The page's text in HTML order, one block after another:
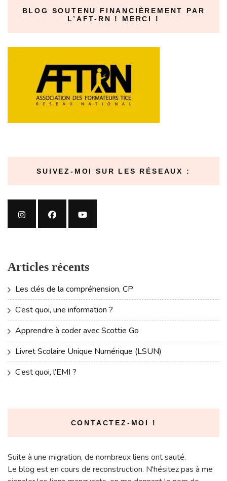
BLOG SOUTENU FINANCIÈREMENT PAR
L’AFT-RN ! MERCI !
SUIVEZ-MOI SUR LES RÉSEAUX :
Articles récents
Les clés de la compréhension, CP
C’est quoi, une information ?
Apprendre à coder avec Scottie Go
Livret Scolaire Unique Numérique (LSUN)
C’est quoi, l’EMI ?
CONTACTEZ-MOI !
Suite à une migration, de nombreux liens ont sauté.
Le blog est en cours de reconstruction. N'hésitez pas à me